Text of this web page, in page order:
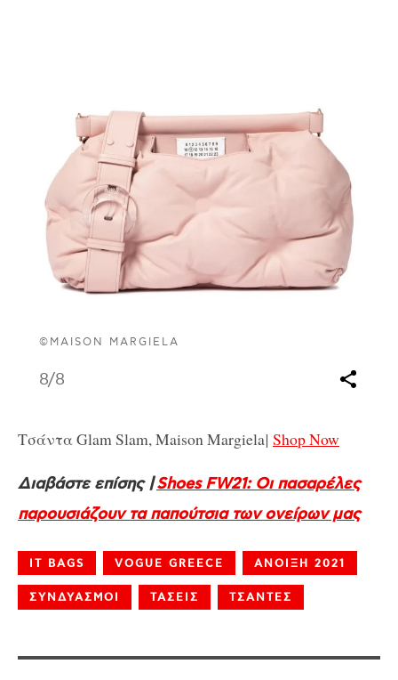
©MAISON MARGIELA
8/8
Τσάντα Glam Slam, Maison Margiela| Shop Now
Διαβάστε επίσης |Shoes FW21: Οι πασαρέλες
παρουσιάζουν τα παπούτσια των ονείρων μας
IT BAGS VOGUE GREECE ΑΝΟΙΞΗ 2021
ΣΥΝΔΥΑΣΜΟΙ ΤΑΣΕΙΣ ΤΣΑΝΤΕΣ